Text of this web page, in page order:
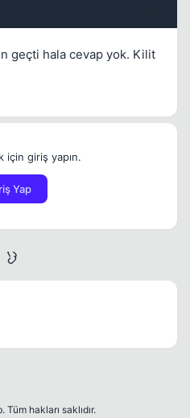
geçti hala cevap yok. Kilit
için giriş yapın.
Yap
hakları saklıdır.